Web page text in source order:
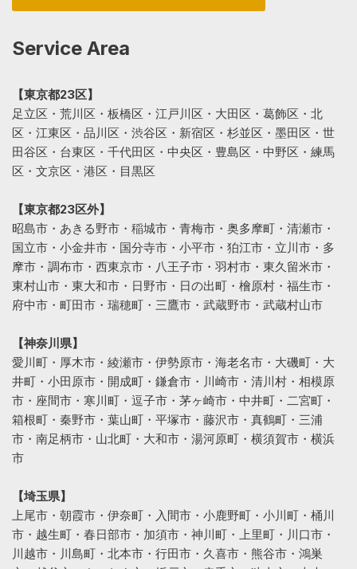
Service Area
【東京都23区】
足立区・荒川区・板橋区・江戸川区・大田区・葛飾区・北
区・江東区・品川区・渋谷区・新宿区・杉並区・墨田区・世
田谷区・台東区・千代田区・中央区・豊島区・中野区・練馬
区・文京区・港区・目黒区
【東京都23区外】
昭島市・あきる野市・稲城市・青梅市・奥多摩町・清瀬市・
国立市・小金井市・国分寺市・小平市・狛江市・立川市・多
摩市・調布市・西東京市・八王子市・羽村市・東久留米市・
東村山市・東大和市・日野市・日の出町・檜原村・福生市・
府中市・町田市・瑞穂町・三鷹市・武蔵野市・武蔵村山市
【神奈川県】
愛川町・厚木市・綾瀬市・伊勢原市・海老名市・大磯町・大
井町・小田原市・開成町・鎌倉市・川崎市・清川村・相模原
市・座間市・寒川町・逗子市・茅ヶ崎市・中井町・二宮町・
箱根町・秦野市・葉山町・平塚市・藤沢市・真鶴町・三浦
市・南足柄市・山北町・大和市・湯河原町・横須賀市・横浜
市
【埼玉県】
上尾市・朝霞市・伊奈町・入間市・小鹿野町・小川町・桶川
市・越生町・春日部市・加須市・神川町・上里町・川口市・
川越市・川島町・北本市・行田市・久喜市・熊谷市・鴻巣